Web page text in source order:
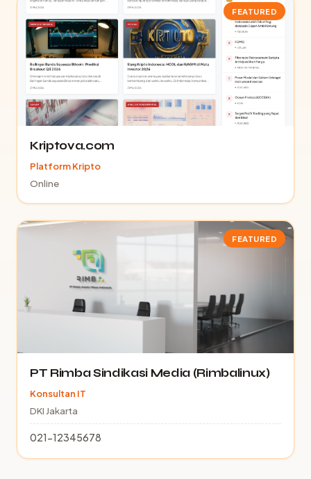
FEATURED
Kriptova.com
Platform Kripto
Online
FEATURED
PT Rimba Sindikasi Media (Rimbalinux)
Konsultan IT
DKI Jakarta
021-12345678